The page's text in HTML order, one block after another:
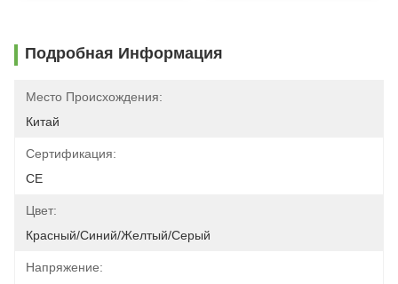
Подробная Информация
Место Происхождения:
Китай
Сертификация:
CE
Цвет:
Красный/синий/желтый/серый
Напряжение: